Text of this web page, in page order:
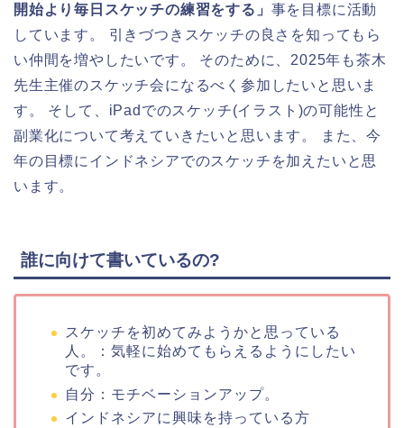
開始より毎日スケッチの練習をする」 事を目標に活動
しています。 引きづつきスケッチの良さを知ってもら
い仲間を増やしたいです。 そのために、2025年も茶木
先生主催のスケッチ会になるべく参加したいと思いま
す。 そして、iPadでのスケッチ(イラスト)の可能性と
副業化について考えていきたいと思います。 また、今
年の目標にインドネシアでのスケッチを加えたいと思
います。
誰に向けて書いているの?
スケッチを初めてみようかと思っている
人。：気軽に始めてもらえるようにしたい
です。
自分：モチベーションアップ。
インドネシアに興味を持っている方